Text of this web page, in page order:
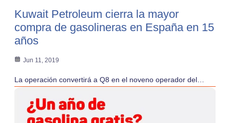
Kuwait Petroleum cierra la mayor
compra de gasolineras en España en 15
años
Jun 11, 2019
La operación convertirá a Q8 en el noveno operador del…